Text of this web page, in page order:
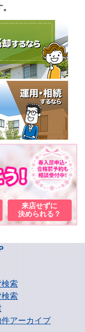
来店せずに
決められる？
索
検索
アーカイブ